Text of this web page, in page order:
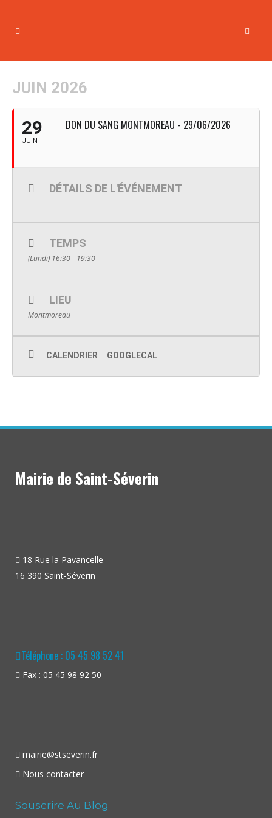
JUIN 2026
29
JUIN
DON DU SANG MONTMOREAU - 29/06/2026
DÉTAILS DE L'ÉVÉNEMENT
TEMPS
(Lundi) 16:30 - 19:30
LIEU
Montmoreau
CALENDRIER GOOGLECAL
Mairie de Saint-Séverin
18 Rue la Pavancelle
16 390 Saint-Séverin
Téléphone : 05 45 98 52 41
Fax : 05 45 98 92 50
mairie@stseverin.fr
Nous contacter
Souscrire Au Blog